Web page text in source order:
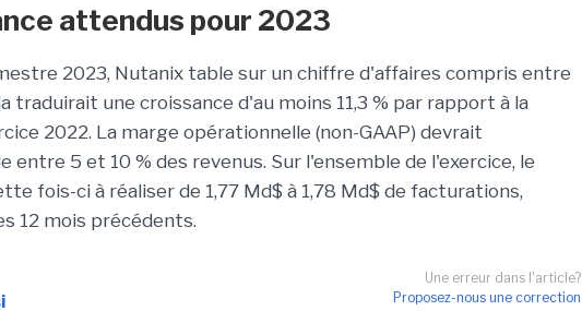
attendus pour 2023
2023, Nutanix table sur un chiffre d'affaires compris entre
traduirait une croissance d'au moins 11,3 % par rapport à la
2022. La marge opérationnelle (non-GAAP) devrait
entre 5 et 10 % des revenus. Sur l'ensemble de l'exercice, le
fois-ci à réaliser de 1,77 Md$ à 1,78 Md$ de facturations,
12 mois précédents.
Une erreur dans l'article?
Proposez-nous une correction